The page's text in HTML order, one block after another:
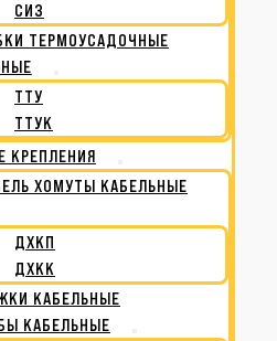
СИЗ
ТЕРМОУСАДОЧНЫЕ
ТТУ
ТТУК
КРЕПЛЕНИЯ
ХОМУТЫ КАБЕЛЬНЫЕ
ДХКП
ДХКК
КАБЕЛЬНЫЕ
КАБЕЛЬНЫЕ